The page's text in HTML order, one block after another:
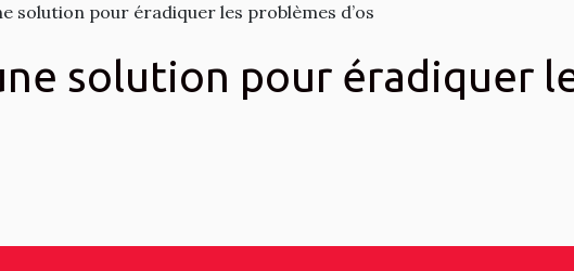
solution pour éradiquer les problèmes d’os
solution pour éradiquer